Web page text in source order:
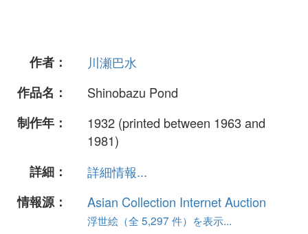
作者：
川瀬巴水
作品名：
Shinobazu Pond
制作年：
1932 (printed between 1963 and
1981)
詳細：
詳細情報...
情報源：
Asian Collection Internet Auction
浮世絵（全 5,297 件）を表示...